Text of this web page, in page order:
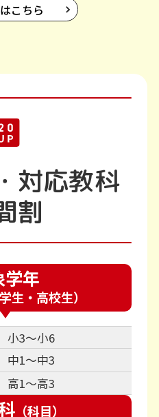
こちら
対応教科
割
学年
生・高校生）
小3～小6
中1～中3
高1～高3
（科目）